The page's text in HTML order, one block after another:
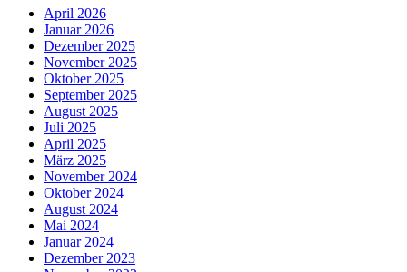
April 2026
Januar 2026
Dezember 2025
November 2025
Oktober 2025
September 2025
August 2025
Juli 2025
April 2025
März 2025
November 2024
Oktober 2024
August 2024
Mai 2024
Januar 2024
Dezember 2023